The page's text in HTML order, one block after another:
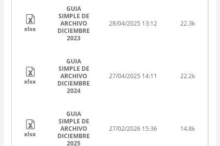
xlsx
GUIA
SIMPLE DE
ARCHIVO
DICIEMBRE
2023
28/04/2025 13:12 22.3k
xlsx
GUIA
SIMPLE DE
ARCHIVO
DICIEMBRE
2024
27/04/2025 14:11 22.2k
xlsx
GUIA
SIMPLE DE
ARCHIVO
DICIEMBRE
2025
27/02/2026 15:36 14.8k